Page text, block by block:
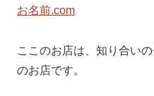
お名前.com
ここのお店は、知り合い
のお店です。